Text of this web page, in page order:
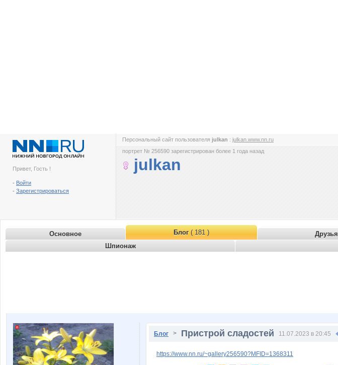
Привет, Гость !
- Войти
- Зарегистрироваться
Персональный сайт пользователя julkan : julkan.www.nn.ru
портрет № 256590 зарегистрирован более 1 года назад
julkan
Основное Блог( 181 ) Друзья
Шпионаж
Блог > Пристрой сладостей 11.07.2023 в 20:45
https://www.nn.ru/~gallery256590?MFID=1368311